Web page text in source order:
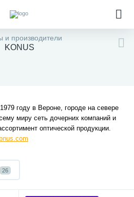
и производители
KONUS
году в Вероне, городе на севере
миру сеть дочерних компаний и
оптической продукции.
26